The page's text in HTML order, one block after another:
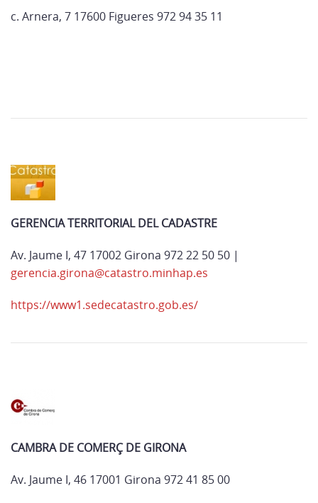
c. Arnera, 7 17600 Figueres 972 94 35 11
GERENCIA TERRITORIAL DEL CADASTRE
Av. Jaume I, 47 17002 Girona 972 22 50 50 |
gerencia.girona@catastro.minhap.es
https://www1.sedecatastro.gob.es/
CAMBRA DE COMERÇ DE GIRONA
Av. Jaume I, 46 17001 Girona 972 41 85 00